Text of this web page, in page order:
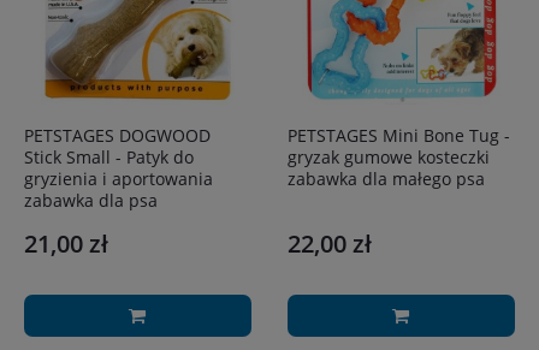
PETSTAGES DOGWOOD
Stick Small - Patyk do
gryzienia i aportowania
zabawka dla psa
21,00 zł
PETSTAGES Mini Bone Tug -
gryzak gumowe kosteczki
zabawka dla małego psa
22,00 zł